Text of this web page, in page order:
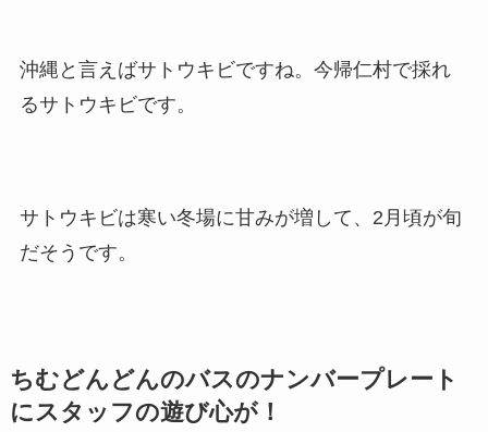
沖縄と言えばサトウキビですね。今帰仁村で採れ
るサトウキビです。
サトウキビは寒い冬場に甘みが増して、2月頃が旬
だそうです。
ちむどんどんのバスのナンバープレート
にスタッフの遊び心が！